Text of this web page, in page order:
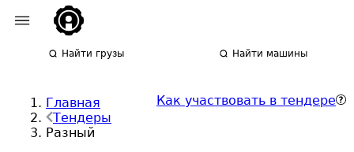
Найти грузы Найти машины
Главная
Тендеры
Разный
Как участвовать в тендере